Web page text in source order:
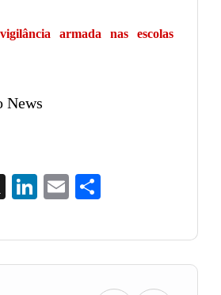
armada nas escolas
News
LinkedIn
Email